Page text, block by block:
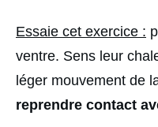
Essaie cet exercice :
ventre. Sens leur
léger mouvement de
reprendre contact